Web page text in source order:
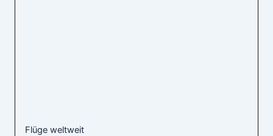
Flüge weltweit